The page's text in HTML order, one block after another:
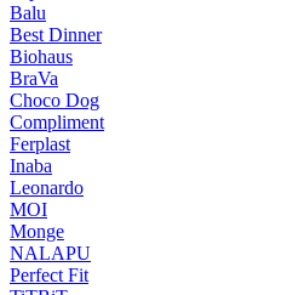
Balu
Best Dinner
Biohaus
BraVa
Choco Dog
Compliment
Ferplast
Inaba
Leonardo
MOI
Monge
NALAPU
Perfect Fit